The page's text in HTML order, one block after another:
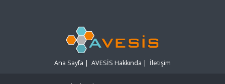
Ana Sayfa | AVESİS Hakkında | İletişim